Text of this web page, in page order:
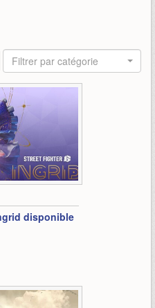
Filtrer par catégorie
3:03
disponible